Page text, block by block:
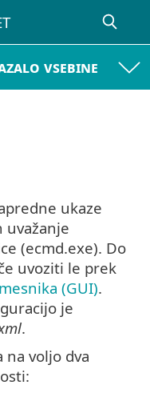
vsebine
ukaze
uvažanje
(ecmd.exe). Do
uvoziti le prek
(GUI).
je
.
na voljo dva